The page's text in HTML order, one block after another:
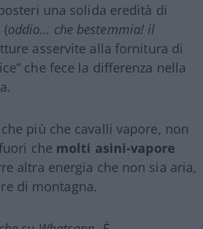
una solida eredità di
(oddio… che bestemmia! il
asservite alla fornitura di
che fece la differenza nella
più che cavalli vapore, non
che molti asini-vapore
altra energia che non sia aria,
di montagna.